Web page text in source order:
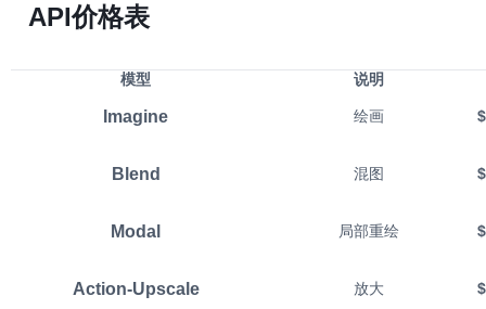
API价格表
模型 说明
Imagine 绘画
Blend 混图
Modal 局部重绘
Action-Upscale 放大